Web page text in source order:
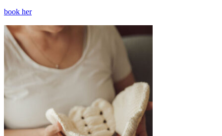
book her